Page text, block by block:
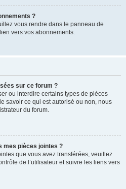
?
vous rendre dans le panneau de
vers vos abonnements.
sur ce forum ?
ou interdire certains types de pièces
savoir ce qui est autorisé ou non, nous
du forum.
mes pièces jointes ?
que vous avez transférées, veuillez
de l’utilisateur et suivre les liens vers